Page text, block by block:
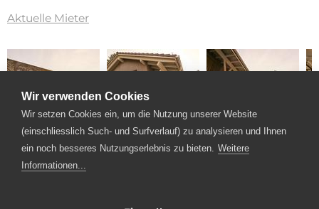
Wir verwenden Cookies
Wir setzen Cookies ein, um die Nutzung unserer Website
(einschliesslich Such- und Surfverlauf) zu analysieren und Ihnen
ein noch besseres Nutzungserlebnis zu bieten. Weitere
Informationen...
Aktuelle Mieter